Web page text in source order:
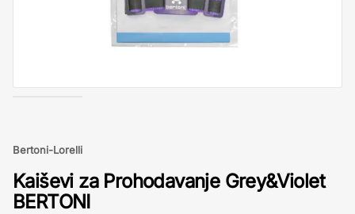
Bertoni-Lorelli
Kaiševi za Prohodavanje Grey&Violet
BERTONI